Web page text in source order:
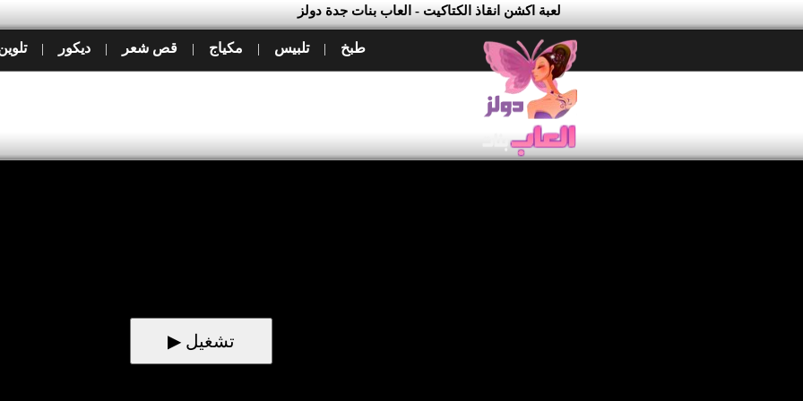
لعبة اكشن انقاذ الكتاكيت - العاب بنات جدة دولز
طبخ | تلبيس | مكياج | قص شعر | ديكور |
▶ تشغيل